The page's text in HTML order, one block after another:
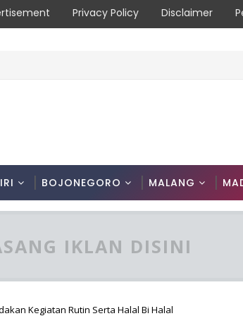
Privacy Policy Disclaimer
BOJONEGORO MALANG
IKLAN DISINI
Kegiatan Rutin Serta Halal Bi Halal